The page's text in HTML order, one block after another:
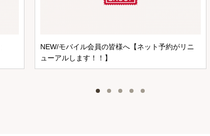
NEW/モバイル会員の皆様へ【ネット予約がリニ
ューアルします！！】